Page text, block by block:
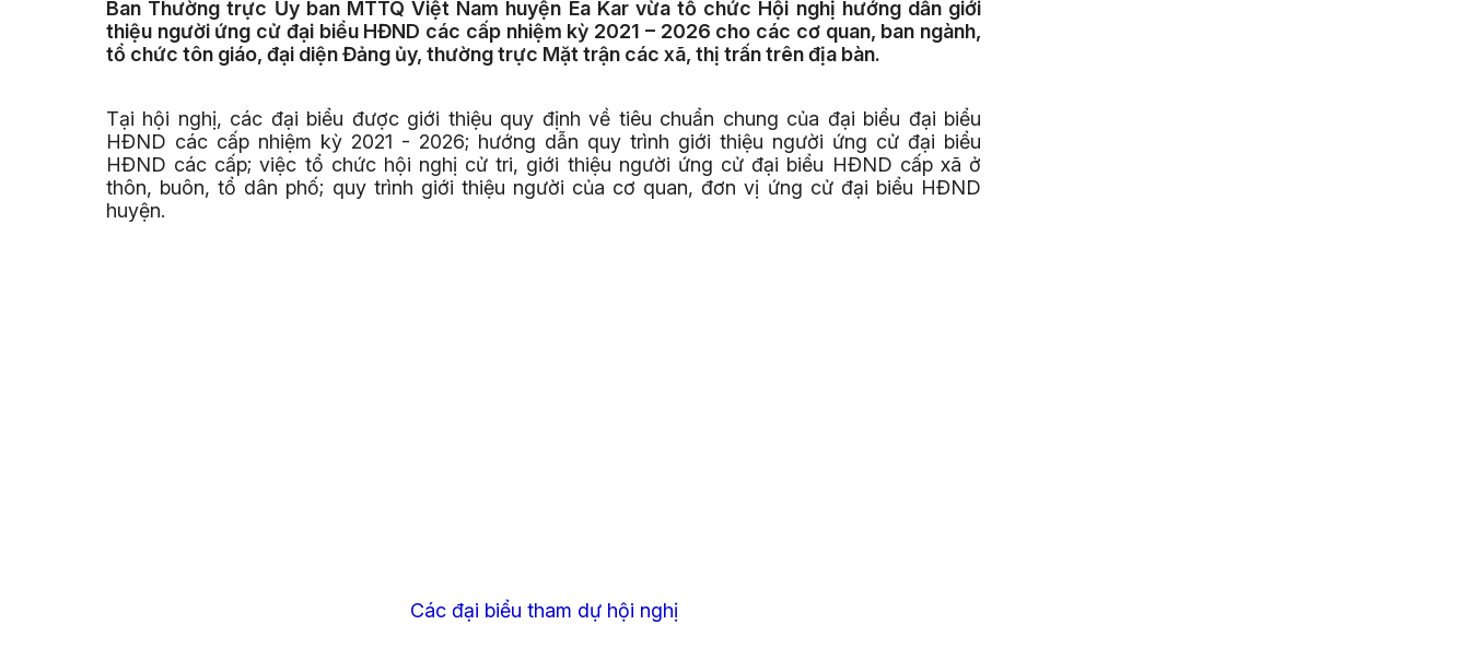
Ban Thường trực Ủy ban MTTQ Việt Nam huyện Ea Kar vừa tổ chức Hội nghị hướng dẫn giới
thiệu người ứng cử đại biểu HĐND các cấp nhiệm kỳ 2021 – 2026 cho các cơ quan, ban ngành,
tổ chức tôn giáo, đại diện Đảng ủy, thường trực Mặt trận các xã, thị trấn trên địa bàn.
Tại hội nghị, các đại biểu được giới thiệu quy định về tiêu chuẩn chung của đại biểu đại biểu
HĐND các cấp nhiệm kỳ 2021 - 2026; hướng dẫn quy trình giới thiệu người ứng cử đại biểu
HĐND các cấp; việc tổ chức hội nghị cử tri, giới thiệu người ứng cử đại biểu HĐND cấp xã ở
thôn, buôn, tổ dân phố; quy trình giới thiệu người của cơ quan, đơn vị ứng cử đại biểu HĐND
huyện.
Các đại biểu tham dự hội nghị